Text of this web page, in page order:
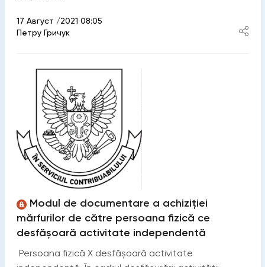
17 Август /2021 08:05
Петру Гричук
Modul de documentare a achiziției
mărfurilor de către persoana fizică ce
desfășoară activitate independentă
Persoana fizică X desfășoară activitate